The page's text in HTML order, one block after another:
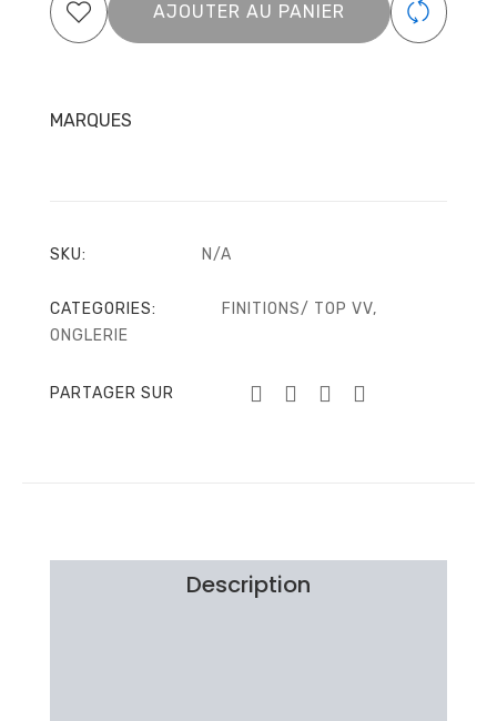
AJOUTER AU PANIER
MARQUES
SKU: N/A
CATEGORIES: FINITIONS/ TOP VV,
ONGLERIE
PARTAGER SUR
Description